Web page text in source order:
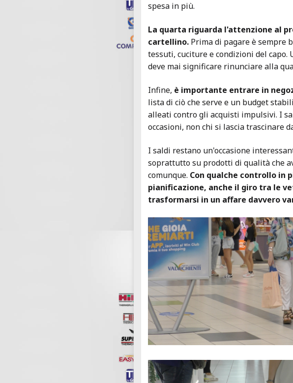
spesa in più.
La quarta riguarda l'attenzione al
cartellino. Prima di pagare è sempre
tessuti, cuciture e condizioni del capo.
deve mai significare rinunciare alla
Infine, è importante entrare in
lista di ciò che serve e un budget
alleati contro gli acquisti impulsivi. I
occasioni, non chi si lascia trascinare
I saldi restano un'occasione
soprattutto su prodotti di qualità che
comunque. Con qualche controllo in
pianificazione, anche il giro tra le
trasformarsi in un affare davvero